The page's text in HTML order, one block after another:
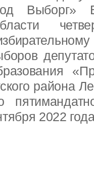
Выборг»
района
2022